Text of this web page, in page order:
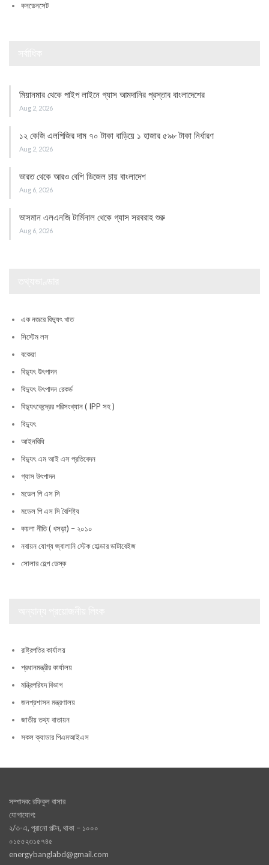
কনডেনসেট
মিয়ানমার থেকে পাইপ লাইনে গ্যাস আমদানির প্রস্তাব বাংলাদেশের
Aug 2, 2026
১২ কেজি এলপিজির দাম ৭০ টাকা বাড়িয়ে ১ হাজার ৫৯৮ টাকা নির্ধারণ
Aug 2, 2026
ভারত থেকে আরও বেশি ডিজেল চায় বাংলাদেশ
Aug 6, 2026
ভাসমান এলএনজি টার্মিনাল থেকে গ্যাস সরবরাহ শুরু
Aug 6, 2026
এক নজরে বিদ্যুৎ খাত
সিস্টেম লস
বকেয়া
বিদ্যুৎ উৎপাদন
বিদ্যুৎ উৎপাদন রেকর্ড
বিদ্যুৎকেন্দ্রের পরিসংখ্যান ( IPP সহ )
বিদ্যুৎ
আইনবিধি
বিদ্যুৎ এম আই এস প্রতিবেদন
গ্যাস উৎপাদন
মডেল পি এস সি
মডেল পি এস সি বৈশিষ্ট্য
কয়লা নীতি ( খসড়া) – ২০১০
নবায়ন যোগ্য জ্বালানি স্টেক হোল্ডার ডাটাবেইজ
সোলার হেল্প ডেস্ক
রাষ্ট্রপতির কার্যালয়
প্রধানমন্ত্রীর কার্যালয়
মন্ত্রিপরিষদ বিভাগ
জনপ্রশাসন মন্ত্রণালয়
জাতীয় তথ্য বাতায়ন
সকল ক্যাডার পিএমআইএস
সম্পাদক: রফিকুল বাসার
যোগাযোগ:
২/৩-এ, পূরানো পল্টন, থাকা – ১০০০
০১৫৫২৩১৫৭৪৫
energybanglabd@gmail.com